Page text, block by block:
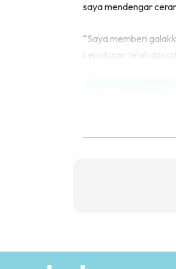
saya mendengar
“Saya memberi